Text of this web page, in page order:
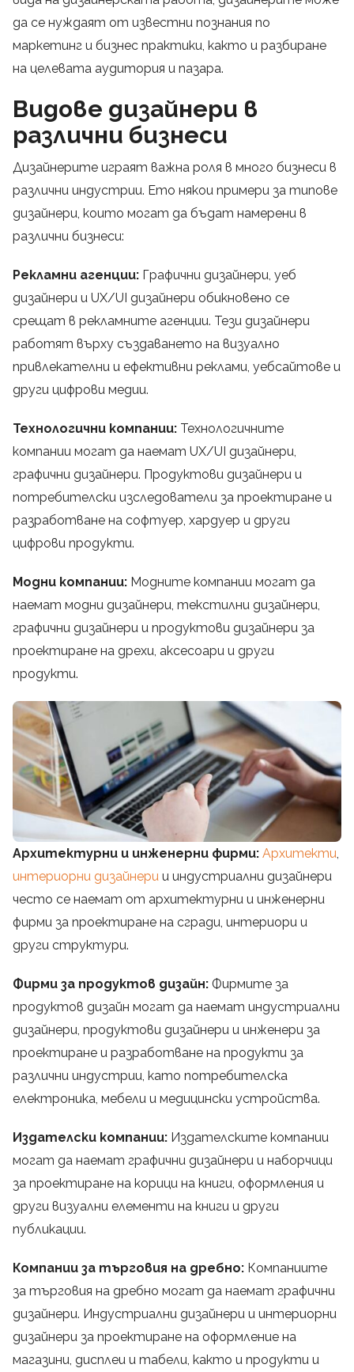
да се нуждаят от известни познания по
маркетинг и бизнес практики, както и разбиране
на целевата аудитория и пазара.
Видове дизайнери в
различни бизнеси
Дизайнерите играят важна роля в много бизнеси в
различни индустрии. Ето някои примери за типове
дизайнери, които могат да бъдат намерени в
различни бизнеси:
Рекламни агенции: Графични дизайнери, уеб
дизайнери и UX/UI дизайнери обикновено се
срещат в рекламните агенции. Тези дизайнери
работят върху създаването на визуално
привлекателни и ефективни реклами, уебсайтове и
други цифрови медии.
Технологични компании: Технологичните
компании могат да наемат UX/UI дизайнери,
графични дизайнери. Продуктови дизайнери и
потребителски изследователи за проектиране и
разработване на софтуер, хардуер и други
цифрови продукти.
Модни компании: Модните компании могат да
наемат модни дизайнери, текстилни дизайнери,
графични дизайнери и продуктови дизайнери за
проектиране на дрехи, аксесоари и други
продукти.
Архитектурни и инженерни фирми: Архитекти,
интериорни дизайнери и индустриални дизайнери
често се наемат от архитектурни и инженерни
фирми за проектиране на сгради, интериори и
други структури.
Фирми за продуктов дизайн: Фирмите за
продуктов дизайн могат да наемат индустриални
дизайнери, продуктови дизайнери и инженери за
проектиране и разработване на продукти за
различни индустрии, като потребителска
електроника, мебели и медицински устройства.
Издателски компании: Издателските компании
могат да наемат графични дизайнери и наборчици
за проектиране на корици на книги, оформления и
други визуални елементи на книги и други
публикации.
Компании за търговия на дребно: Компаниите
за търговия на дребно могат да наемат графични
дизайнери. Индустриални дизайнери и интериорни
дизайнери за проектиране на оформление на
магазини, дисплеи и табели, както и продукти и